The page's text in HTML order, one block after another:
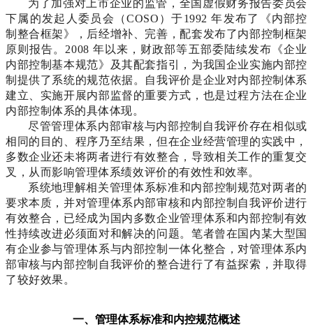
为了加强对上市企业的监管，全国虚假财务报告委员会
下属的发起人委员会（COSO）于1992 年发布了《内部控
制整合框架》，后经增补、完善，配套发布了内部控制框架
原则报告。2008 年以来，财政部等五部委陆续发布《企业
内部控制基本规范》及其配套指引，为我国企业实施内部控
制提供了系统的规范依据。自我评价是企业对内部控制体系
建立、实施开展内部监督的重要方式，也是过程方法在企业
内部控制体系的具体体现。
尽管管理体系内部审核与内部控制自我评价存在相似或
相同的目的、程序乃至结果，但在企业经营管理的实践中，
多数企业还未将两者进行有效整合，导致相关工作的重复交
叉，从而影响管理体系绩效评价的有效性和效率。
系统地理解相关管理体系标准和内部控制规范对两者的
要求本质，并对管理体系内部审核和内部控制自我评价进行
有效整合，已经成为国内多数企业管理体系和内部控制有效
性持续改进必须面对和解决的问题。笔者曾在国内某大型国
有企业参与管理体系与内部控制一体化整合，对管理体系内
部审核与内部控制自我评价的整合进行了有益探索，并取得
了较好效果。
一、管理体系标准和内控规范概述